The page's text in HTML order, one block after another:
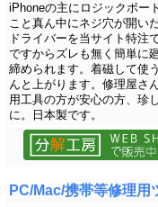
iPhoneの主にロジックボー
こと真ん中にネジ穴が開い
ドライバーを当サイト特注
ですからズレも無く簡単に
締められます。着磁して使
んと上がります。修理屋さ
用工具の方が安心の方、珍
に。日本製です。
PC/Mac/携帯等修理